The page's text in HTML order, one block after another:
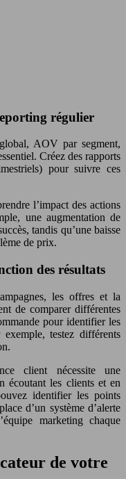
régulier
AOV par segment,
Créez des rapports
pour suivre ces
l’impact des actions
une augmentation de
tandis qu’une baisse
de prix.
des résultats
les offres et la
de comparer différentes
pour identifier les
testez différents
client nécessite une
écoutant les clients et en
identifier les points
d’un système d’alerte
marketing chaque
de votre